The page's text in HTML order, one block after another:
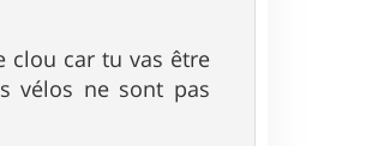
clou car tu vas être
vélos ne sont pas